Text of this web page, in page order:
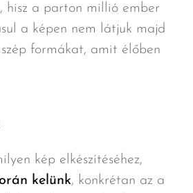
hisz a parton millió ember
a képen nem látjuk majd
formákat, amit élőben
kép elkészítéséhez,
kelünk, konkrétan az a